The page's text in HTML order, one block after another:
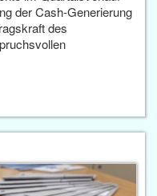
der Cash-Generierung
des